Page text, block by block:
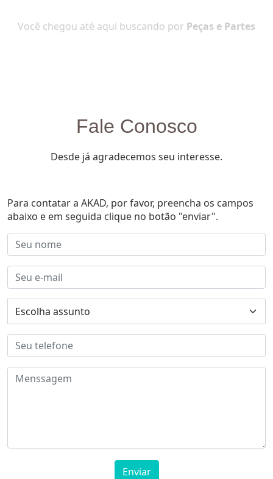
Você chegou até aqui buscando por Peças e Partes
Fale Conosco
Desde já agradecemos seu interesse.
Para contatar a AKAD, por favor, preencha os campos
abaixo e em seguida clique no botão "enviar".
Enviar